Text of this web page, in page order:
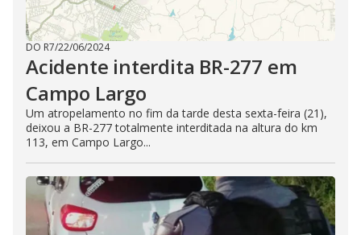
DO R7/22/06/2024
Acidente interdita BR-277 em
Campo Largo
Um atropelamento no fim da tarde desta sexta-feira (21),
deixou a BR-277 totalmente interditada na altura do km
113, em Campo Largo...